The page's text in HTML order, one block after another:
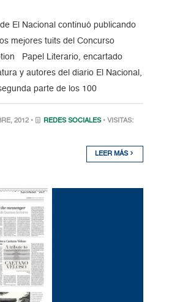
El Nacional continuó publicando
mejores tuits del Concurso
Papel Literario, encartado
y autores del diario El Nacional,
parte de los 100
2012 • REDES SOCIALES • VISITAS:
LEER MÁS